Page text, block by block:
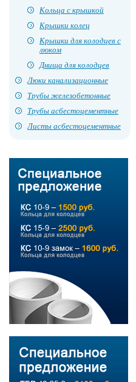
Кольца с крышкой
Крышки колец
Крышки для колодцев с
люком
Днища для колодцев
Люки канализационные
Трубы железобетонные
Трубы асбестоцементные
Листы асбестоцементные